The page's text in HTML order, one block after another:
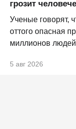
грозит
Ученые говорят,
оттого опасная
миллионов
5 авг 2026